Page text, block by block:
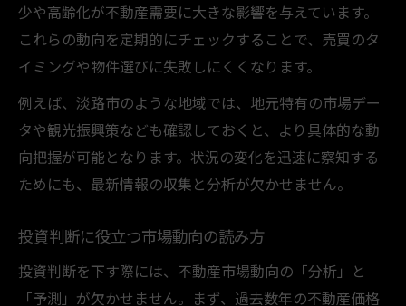
少や高齢化が不動産需要に大きな影響を与えています。
これらの動向を定期的にチェックすることで、売買のタ
イミングや物件選びに失敗しにくくなります。
例えば、淡路市のような地域では、地元特有の市場デー
タや観光振興策なども確認しておくと、より具体的な動
向把握が可能となります。状況の変化を迅速に察知する
ためにも、最新情報の収集と分析が欠かせません。
投資判断に役立つ市場動向の読み方
投資判断を下す際には、不動産市場動向の「分析」と
「予測」が欠かせません。まず、過去数年の不動産価格